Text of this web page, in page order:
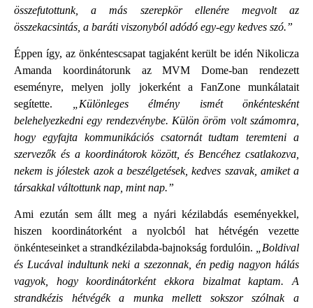
összefutottunk, a más szerepkör ellenére megvolt az
összekacsintás, a baráti viszonyból adódó egy-egy kedves szó.”
Éppen így, az önkéntescsapat tagjaként került be idén Nikolicza
Amanda koordinátorunk az MVM Dome-ban rendezett
eseményre, melyen jolly jokerként a FanZone munkálatait
segítette.
„Különleges élmény ismét önkéntesként
belehelyezkedni egy rendezvénybe. Külön öröm volt számomra,
hogy egyfajta kommunikációs csatornát tudtam teremteni a
szervezők és a koordinátorok között, és Bencéhez csatlakozva,
nekem is jólestek azok a beszélgetések, kedves szavak, amiket a
társakkal váltottunk nap, mint nap.”
Ami ezután sem állt meg a nyári kézilabdás eseményekkel,
hiszen koordinátorként a nyolcból hat hétvégén vezette
önkénteseinket a strandkézilabda-bajnokság fordulóin. „Boldival
és Lucával indultunk neki a szezonnak, én pedig nagyon hálás
vagyok, hogy koordinátorként ekkora bizalmat kaptam. A
strandkézis hétvégék a munka mellett sokszor szólnak a